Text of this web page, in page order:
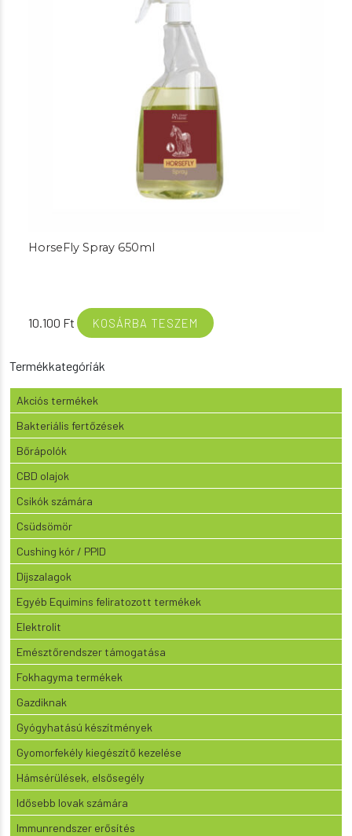
HorseFly Spray 650ml
10.100 Ft KOSÁRBA TESZEM
Termékkategóriák
Akciós termékek
Bakteriális fertőzések
Bőrápolók
CBD olajok
Csikók számára
Csüdsömör
Cushing kór / PPID
Díjszalagok
Egyéb Equimins feliratozott termékek
Elektrolit
Emésztőrendszer támogatása
Fokhagyma termékek
Gazdiknak
Gyógyhatású készítmények
Gyomorfekély kiegészítő kezelése
Hámsérülések, elsősegély
Idősebb lovak számára
Immunrendszer erősítés